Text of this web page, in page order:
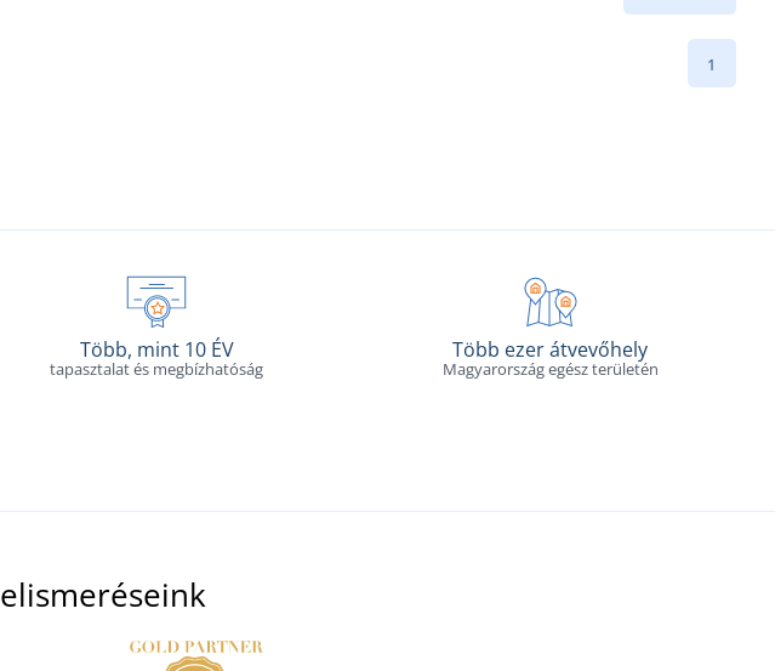
1
Több, mint 10 ÉV
tapasztalat és megbízhatóság
Több ezer átvevőhely
Magyarország egész területén